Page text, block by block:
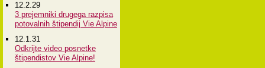
12.2.29
3 prejemniki drugega razpisa
potovalnih štipendij Vie Alpine
12.1.31
Odkrijte video posnetke
štipendistov Vie Alpine!